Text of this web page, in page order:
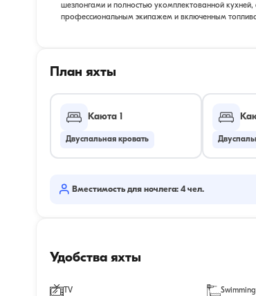
шезлонгами и полностью укомплектованной
профессиональным экипажем и включенным
План яхты
Каюта 1
Двуспальная кровать
Вместимость для ночлега: 4 чел.
Удобства яхты
TV